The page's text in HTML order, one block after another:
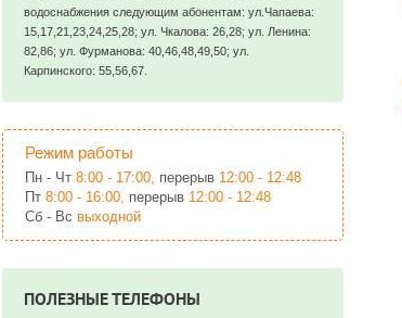
водоснабжения следующим абонентам: ул.Чапаева:
15,17,21,23,24,25,28; ул. Чкалова: 26,28; ул. Ленина:
82,86; ул. Фурманова: 40,46,48,49,50; ул.
Карпинского: 55,56,67.
Режим работы
Пн - Чт 8:00 - 17:00, перерыв 12:00 - 12:48
Пт 8:00 - 16:00, перерыв 12:00 - 12:48
Сб - Вс выходной
ПОЛЕЗНЫЕ ТЕЛЕФОНЫ